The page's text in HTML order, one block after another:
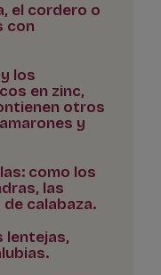
el cordero o
con
los
en zinc,
otros
y
como los
las
calabaza.
lentejas,